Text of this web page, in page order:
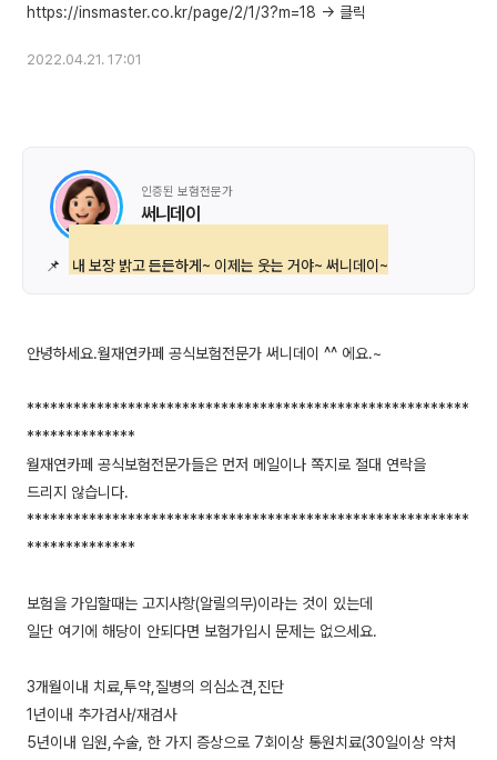
2022.04.21. 17:01
인증된 보험전문가
써니데이
📌 내 보장 밝고 든든하게~ 이제는 웃는 거야~ 써니데이~
안녕하세요.월재연카페 공식보험전문가 써니데이 ^^ 에요.~
*********************************************************
**************
월재연카페 공식보험전문가들은 먼저 메일이나 쪽지로 절대 연락을
드리지 않습니다.
*********************************************************
**************
보험을 가입할때는 고지사항(알릴의무)이라는 것이 있는데
일단 여기에 해당이 안되다면 보험가입시 문제는 없으세요.
3개월이내 치료,투약,질병의 의심소견,진단
1년이내 추가검사/재검사
5년이내 입원,수술, 한 가지 증상으로 7회이상 통원치료(30일이상 약처